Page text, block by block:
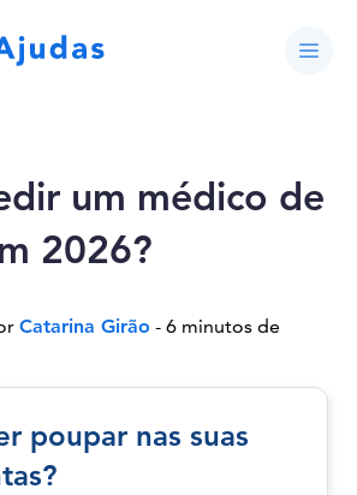
um médico de
2026?
Catarina Girão - 6 minutos de
poupar nas suas